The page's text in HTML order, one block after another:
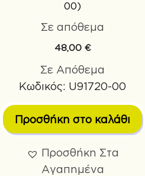
00)
Σε απόθεμα
48,00 €
Σε Απόθεμα
Κωδικός: U91720-00
Προσθήκη στο καλάθι
Προσθήκη Στα
Αγαπημένα